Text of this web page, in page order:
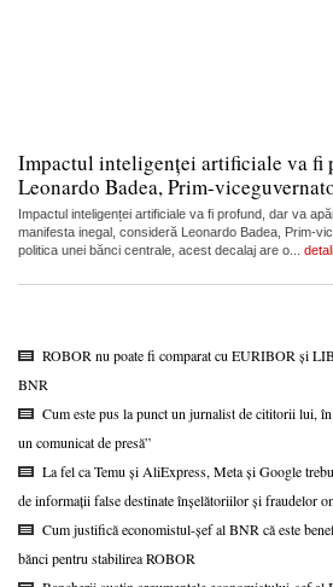
Impactul inteligenței artificiale va fi
Leonardo Badea, Prim-
Impactul inteligenței artificiale va fi profund, dar va
manifesta inegal, consideră Leonardo Badea, Prim-
politica unei bănci centrale, acest decalaj are o...
ROBOR nu poate fi comparat cu EURIBOR și
BNR
Cum este pus la punct un jurnalist de cititorii lui,
un comunicat de presă”
La fel ca Temu și AliExpress, Meta și Google
de informații false destinate înșelătoriilor și fraudelor
Cum justifică economistul-șef al BNR că este
bănci pentru stabilirea ROBOR